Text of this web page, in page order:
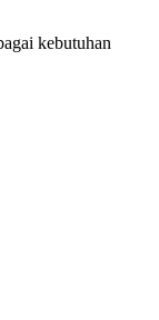
kebutuhan